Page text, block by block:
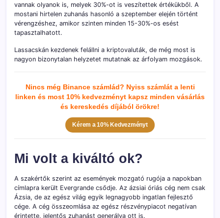
vannak olyanok is, melyek 30%-ot is veszítettek értékükből. A
mostani hirtelen zuhanás hasonló a szeptember elején történt
vérengzéshez, amikor szinten minden 15-30%-os esést
tapasztalhatott.
Lassacskán kezdenek felállni a kriptovaluták, de még most is
nagyon bizonytalan helyzetet mutatnak az árfolyam mozgások.
Nincs még Binance számlád? Nyiss számlát a lenti
linken és most 10% kedvezményt kapsz minden vásárlás
és kereskedés díjából örökre!
Kérem a 10% Kedvezményt
Mi volt a kiváltó ok?
A szakértők szerint az események mozgató rugója a napokban
címlapra került Evergrande csődje. Az ázsiai óriás cég nem csak
Ázsia, de az egész világ egyik legnagyobb ingatlan fejlesztő
cége. A cég összeomlása az egész részvénypiacot negatívan
érintette, jelentős zuhanást generálva ott is.